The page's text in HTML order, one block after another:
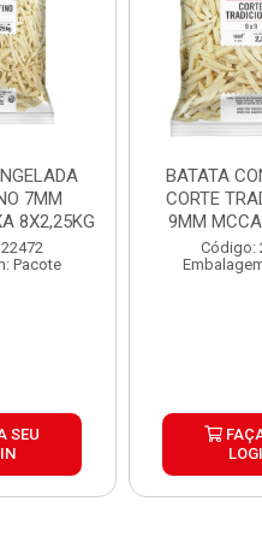
7MM
8X2,25KG
Pacote
SEU
BATATA
CORTE
9MM
Código: